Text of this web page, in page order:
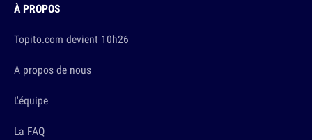
À PROPOS
Topito.com devient 10h26
A propos de nous
L'équipe
La FAQ